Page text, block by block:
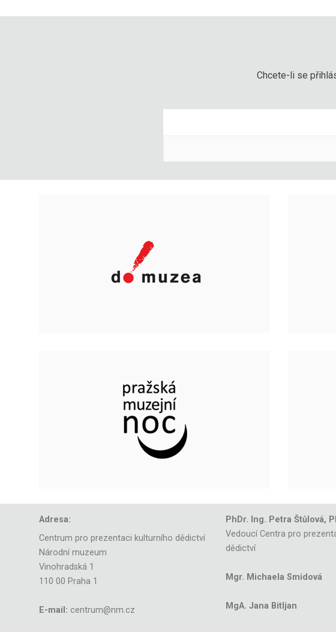
Chcete-li se
Adresa:
Centrum pro prezentaci kulturního dědictví
Národní muzeum
Vinohradská 1
110 00 Praha 1
E-mail: centrum@nm.cz
PhDr. Ing. Petra Štůlová,
Vedoucí Centra pro
dědictví
Mgr. Michaela Smidová
MgA. Jana Bitljan